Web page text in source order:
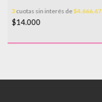
3cuotas sin interés de$4.666,67
$14.000